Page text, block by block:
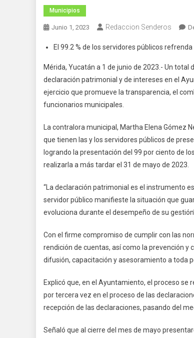
Municipios
Junio 1, 2023 Redaccion Senderos
El 99.2 % de los servidores públicos
Mérida, Yucatán a 1 de junio de 2023.- Un
declaración patrimonial y de intereses en el
ejercicio que promueve la transparencia, el
funcionarios municipales.
La contralora municipal, Martha Elena Gómez
que tienen las y los servidores públicos de
logrando la presentación del 99 por ciento de
realizarla a más tardar el 31 de mayo de 2023.
“La declaración patrimonial es el instrumento
servidor público manifieste la situación que
evoluciona durante el desempeño de su
Con el firme compromiso de cumplir con las
rendición de cuentas, así como la prevención y
difusión, capacitación y asesoramiento a toda
Explicó que, en el Ayuntamiento, el proceso
por tercera vez en el proceso de las
recepción de las declaraciones, pasando del
Señaló que al cierre del mes de mayo